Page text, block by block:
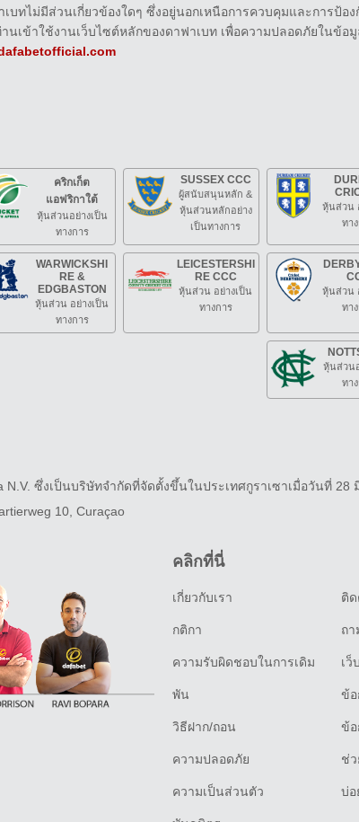
บทไม่มีส่วนเกี่ยวข้องใดๆ ซึ่งอยู่นอกเหนือการควบคุมและการป้อ
นเข้าใช้งานเว็บไซต์หลักของดาฟาเบท เพื่อความปลอดภัยในข้อ
คริกเก็ต
แอฟริกาใต้
หุ้นส่วนอย่างเป็น
ทางการ
SUSSEX CCC
ผู้สนับสนุนหลัก &
หุ้นส่วนหลักอย่าง
เป็นทางการ
หุ้นส่วน
ทา
WARWICKSHI
RE &
EDGBASTON
หุ้นส่วน อย่างเป็น
ทางการ
LEICESTERSHI
RE CCC
หุ้นส่วน อย่างเป็น
ทางการ
หุ้นส่วน
ทา
หุ้นส่วน
ทา
N.V. ซึ่งเป็นบริษัทจำกัดที่จัดตั้งขึ้นในประเทศกูราเซาเมื่อวันที่
10, Curaçao
คลิกที่นี่
เกี่ยวกับเรา
กติกา
ความรับผิดชอบในการเดิม
พัน
วิธีฝาก/ถอน
ความปลอดภัย
ความเป็นส่วนตัว
ติด
ถา
เว็
ข้
ข้อ
ช่
บ่อ